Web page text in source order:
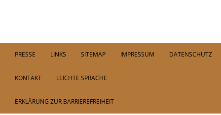
PRESSE LINKS SITEMAP IMPRESSUM DATENSCHUTZ
KONTAKT LEICHTE SPRACHE
ERKLÄRUNG ZUR BARRIEREFREIHEIT